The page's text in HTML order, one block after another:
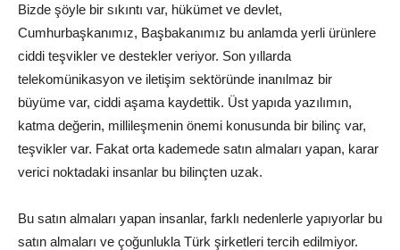
Bizde şöyle bir sıkıntı var, hükümet ve devlet,
Cumhurbaşkanımız, Başbakanımız bu anlamda yerli ürünlere
ciddi teşvikler ve destekler veriyor. Son yıllarda
telekomünikasyon ve iletişim sektöründe inanılmaz bir
büyüme var, ciddi aşama kaydettik. Üst yapıda yazılımın,
katma değerin, millileşmenin önemi konusunda bir bilinç var,
teşvikler var. Fakat orta kademede satın almaları yapan, karar
verici noktadaki insanlar bu bilinçten uzak.
Bu satın almaları yapan insanlar, farklı nedenlerle yapıyorlar bu
satın almaları ve çoğunlukla Türk şirketleri tercih edilmiyor.